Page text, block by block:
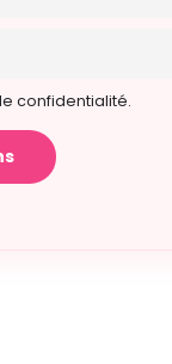
confidentialité.